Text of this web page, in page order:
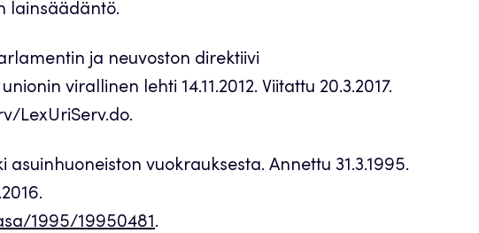
lainsäädäntö.
ja neuvoston direktiivi
virallinen lehti 14.11.2012. Viitattu 20.3.2017.
LexUriServ.do.
vuokrauksesta. Annettu 31.3.1995.
1995/19950481.